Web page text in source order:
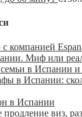
компанией
Миф или
в Испании и
в Испании:
в Испании
продление виз,